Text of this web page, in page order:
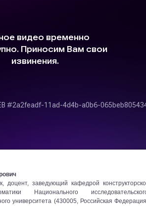
доцент, заведующий кафедрой
Национального
университета (430005, Российская